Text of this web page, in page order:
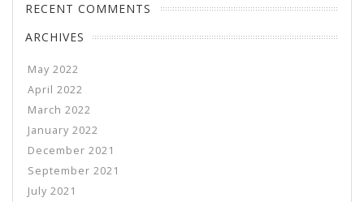
RECENT COMMENTS
ARCHIVES
May 2022
April 2022
March 2022
January 2022
December 2021
September 2021
July 2021